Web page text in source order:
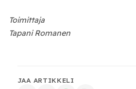
Toimittaja
Tapani Romanen
JAA ARTIKKELI